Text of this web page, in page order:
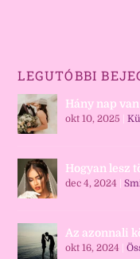
LEGUTÓBBI
Hány nap
okt 10, 2025 |
Hogyan lesz
dec 4, 2024 |
Az azonnali
okt 16, 2024 |